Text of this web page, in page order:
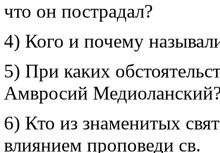
что он пострадал?
4) Кого и почему
5) При каких
Амвросий
6) Кто из знаменитых
влиянием проповеди св.